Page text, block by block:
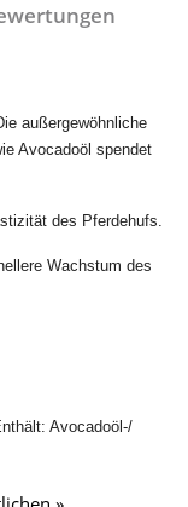
außergewöhnliche
Avocadoöl spendet
des Pferdehufs.
Wachstum des
Avocadoöl-/